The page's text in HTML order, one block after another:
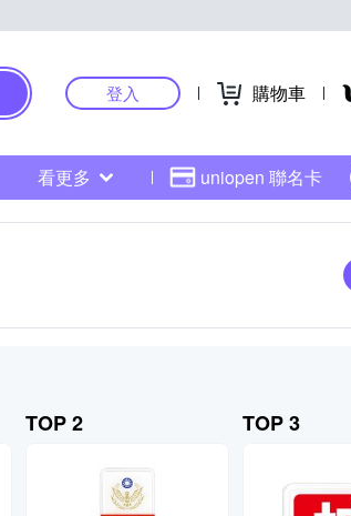
登入 購物車
看更多 uniopen 聯名卡
TOP 2 TOP 3